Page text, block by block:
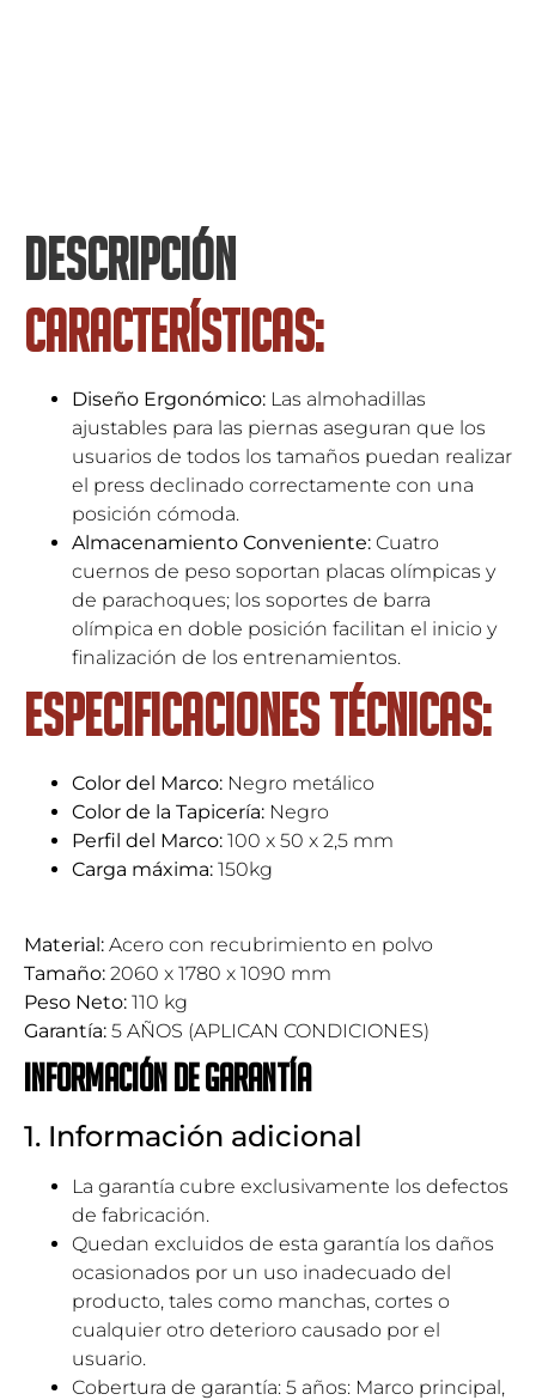
DESCRIPCIÓN
Características:
Diseño Ergonómico: Las almohadillas
ajustables para las piernas aseguran que los
usuarios de todos los tamaños puedan realizar
el press declinado correctamente con una
posición cómoda.
Almacenamiento Conveniente: Cuatro
cuernos de peso soportan placas olímpicas y
de parachoques; los soportes de barra
olímpica en doble posición facilitan el inicio y
finalización de los entrenamientos.
Especificaciones Técnicas:
Color del Marco: Negro metálico
Color de la Tapicería: Negro
Perfil del Marco: 100 x 50 x 2,5 mm
Carga máxima: 150kg
Material: Acero con recubrimiento en polvo
Tamaño: 2060 x 1780 x 1090 mm
Peso Neto: 110 kg
Garantía: 5 AÑOS (APLICAN CONDICIONES)
Información de garantía
1. Información adicional
La garantía cubre exclusivamente los defectos
de fabricación.
Quedan excluidos de esta garantía los daños
ocasionados por un uso inadecuado del
producto, tales como manchas, cortes o
cualquier otro deterioro causado por el
usuario.
Cobertura de garantía: 5 años: Marco principal,